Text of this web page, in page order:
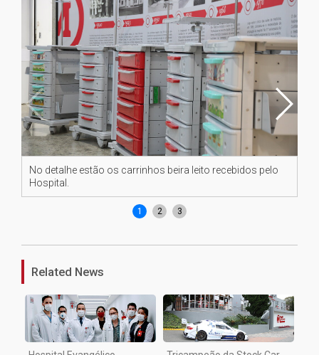
No detalhe estão os carrinhos beira leito recebidos pelo
Hospital.
1 2 3
Related News